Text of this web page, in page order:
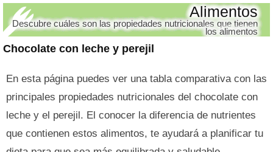
Chocolate con leche y perejil
Alimentos
Descubre cuáles son las propiedades nutricionales que tienen
los alimentos
En esta página puedes ver una tabla comparativa con las
principales propiedades nutricionales del chocolate con
leche y el perejil. El conocer la diferencia de nutrientes
que contienen estos alimentos, te ayudará a planificar tu